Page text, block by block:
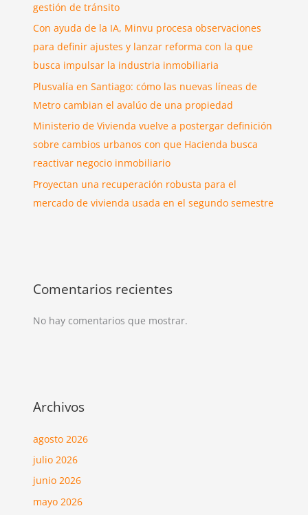
gestión de tránsito
Con ayuda de la IA, Minvu procesa observaciones
para definir ajustes y lanzar reforma con la que
busca impulsar la industria inmobiliaria
Plusvalía en Santiago: cómo las nuevas líneas de
Metro cambian el avalúo de una propiedad
Ministerio de Vivienda vuelve a postergar definición
sobre cambios urbanos con que Hacienda busca
reactivar negocio inmobiliario
Proyectan una recuperación robusta para el
mercado de vivienda usada en el segundo semestre
Comentarios recientes
No hay comentarios que mostrar.
Archivos
agosto 2026
julio 2026
junio 2026
mayo 2026